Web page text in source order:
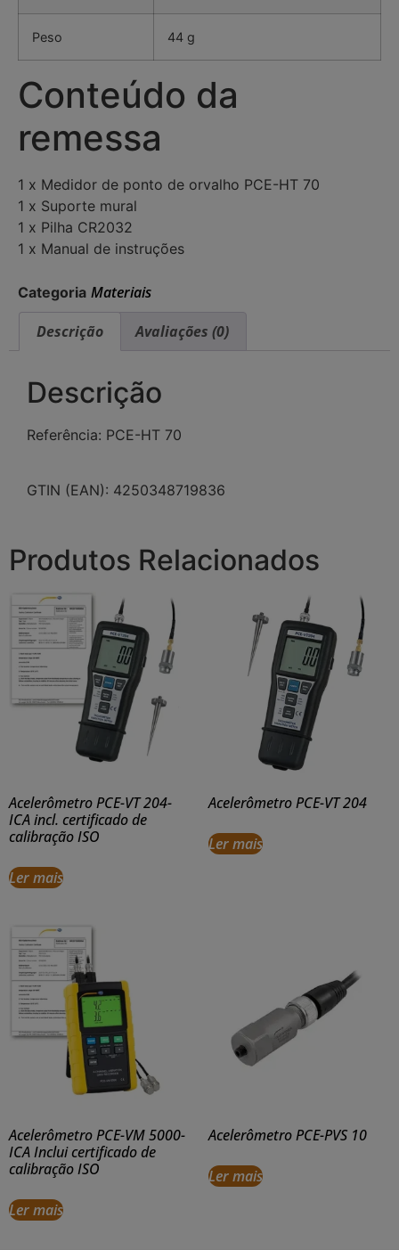
Peso 44 g
Conteúdo da
remessa
1 x Medidor de ponto de orvalho PCE-HT 70
1 x Suporte mural
1 x Pilha CR2032
1 x Manual de instruções
Categoria Materiais
Descrição
Avaliações (0)
Descrição
Referência: PCE-HT 70
GTIN (EAN): 4250348719836
Produtos Relacionados
Acelerômetro PCE-VT 204-
ICA incl. certificado de
calibração ISO
Ler mais
Acelerômetro PCE-VT 204
Ler mais
Acelerômetro PCE-VM 5000-
ICA Inclui certificado de
calibração ISO
Ler mais
Acelerômetro PCE-PVS 10
Ler mais